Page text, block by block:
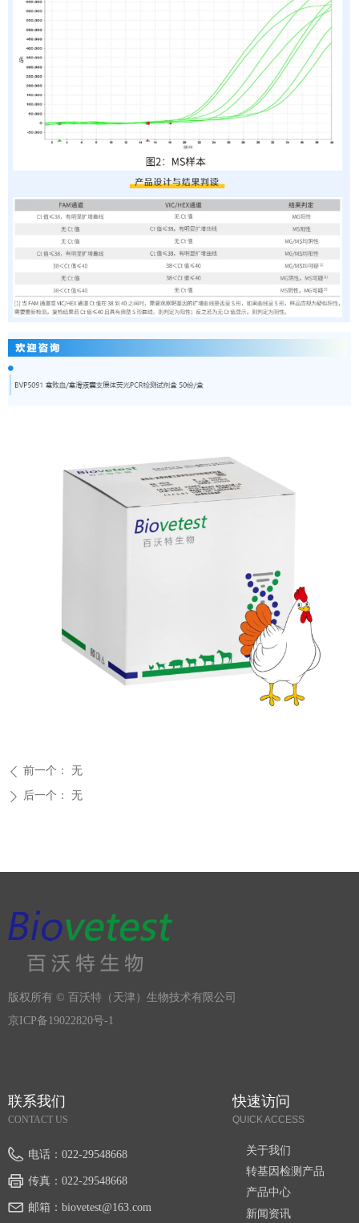
ꄴ 前一个： 无
ꄲ 后一个： 无
电话： 022-29548668
传真： 022-29548668
邮箱： biovetest@163.com
联系我们
CONTACT US
关于我们
转基因检测产品
产品中心
新闻资讯
快速访问
QUICK ACCESS
版权所有 © 百沃特（天津）生物技术有限公司
京ICP备19022820号-1